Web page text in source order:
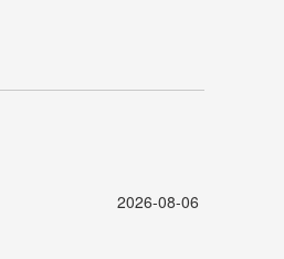
2026-08-06